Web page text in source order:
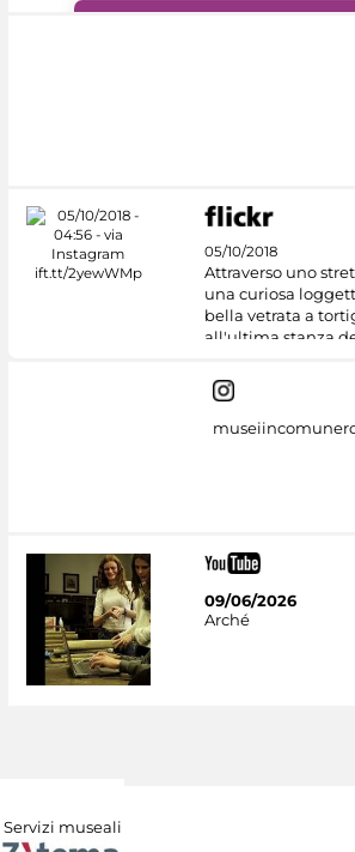
05/10/2018
Attraverso uno
una curiosa
bella vetrata a
all'ultima stanza
09/06/2026
Arché
Servizi museali